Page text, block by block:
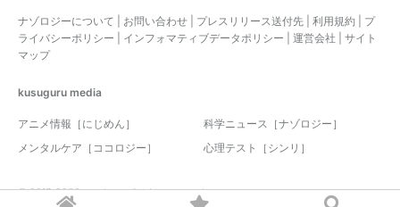
ナゾロジーについて お問い合わせ プレスリリース送付先 利用規約
プ
ライバシーポリシー
インフォマティブデータポリシー 運営会社
サイト
マップ
kusuguru media
アニメ情報［にじめん］
科学ニュース［ナゾロジー］
メンタルケア［ココロジー］
心理テスト［シンリ］
© 2017-2026 nazology. all rights reserved.